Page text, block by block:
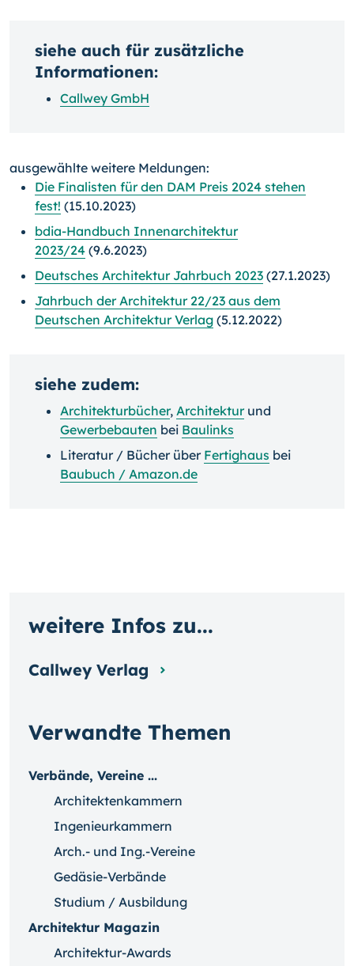
siehe auch für zusätzliche
Informationen:
Callwey GmbH
ausgewählte weitere Meldungen:
Die Finalisten für den DAM Preis 2024 stehen
fest! (15.10.2023)
bdia-Handbuch Innenarchitektur
2023/24 (9.6.2023)
Deutsches Architektur Jahrbuch 2023 (27.1.2023)
Jahrbuch der Architektur 22/23 aus dem
Deutschen Architektur Verlag (5.12.2022)
siehe zudem:
Architekturbücher, Architekturund
Gewerbebauten bei Baulinks
Literatur / Bücher über Fertighaus bei
Baubuch / Amazon.de
Verwandte Themen
Verbände, Vereine ...
Architektenkammern
Ingenieurkammern
Arch.- und Ing.-Vereine
Gedäsie-Verbände
Studium / Ausbildung
Architektur Magazin
Architektur-Awards
weitere Infos zu...
Callwey Verlag